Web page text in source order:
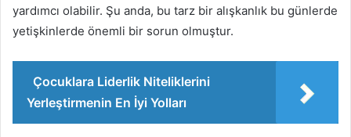
yardımcı olabilir. Şu anda, bu tarz bir alışkanlık bu günlerde
yetişkinlerde önemli bir sorun olmuştur.
Çocuklara Liderlik Niteliklerini
Yerleştirmenin En İyi Yolları